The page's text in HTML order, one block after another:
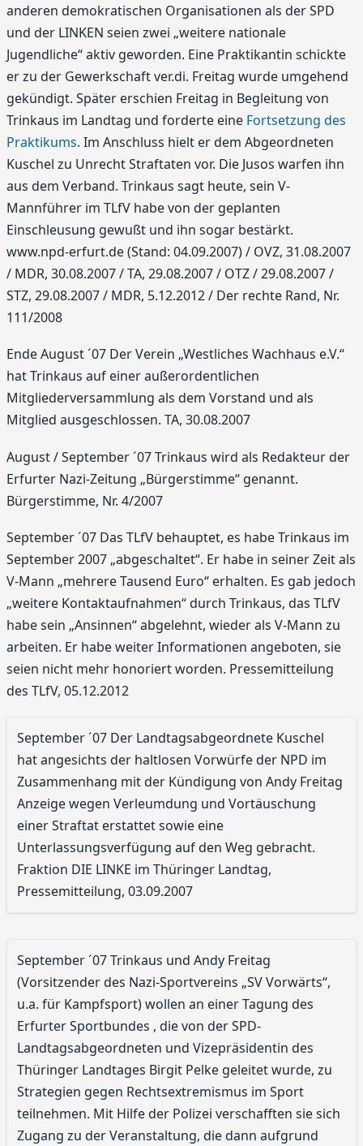
anderen demokratischen Organisationen als der SPD
und der LINKEN seien zwei „weitere nationale
Jugendliche“ aktiv geworden. Eine Praktikantin schickte
er zu der Gewerkschaft ver.di. Freitag wurde umgehend
gekündigt. Später erschien Freitag in Begleitung von
Trinkaus im Landtag und forderte eine Fortsetzung des
Praktikums. Im Anschluss hielt er dem Abgeordneten
Kuschel zu Unrecht Straftaten vor. Die Jusos warfen ihn
aus dem Verband. Trinkaus sagt heute, sein V-
Mannführer im TLfV habe von der geplanten
Einschleusung gewußt und ihn sogar bestärkt.
www.npd-erfurt.de (Stand: 04.09.2007) / OVZ, 31.08.2007
/ MDR, 30.08.2007 / TA, 29.08.2007 / OTZ / 29.08.2007 /
STZ, 29.08.2007 / MDR, 5.12.2012 / Der rechte Rand, Nr.
111/2008
Ende August ´07 Der Verein „Westliches Wachhaus e.V.“
hat Trinkaus auf einer außerordentlichen
Mitgliederversammlung als dem Vorstand und als
Mitglied ausgeschlossen. TA, 30.08.2007
August / September ´07 Trinkaus wird als Redakteur der
Erfurter Nazi-Zeitung „Bürgerstimme“ genannt.
Bürgerstimme, Nr. 4/2007
September ´07 Das TLfV behauptet, es habe Trinkaus im
September 2007 „abgeschaltet“. Er habe in seiner Zeit als
V-Mann „mehrere Tausend Euro“ erhalten. Es gab jedoch
„weitere Kontaktaufnahmen“ durch Trinkaus, das TLfV
habe sein „Ansinnen“ abgelehnt, wieder als V-Mann zu
arbeiten. Er habe weiter Informationen angeboten, sie
seien nicht mehr honoriert worden. Pressemitteilung
des TLfV, 05.12.2012
September ´07 Der Landtagsabgeordnete Kuschel
hat angesichts der haltlosen Vorwürfe der NPD im
Zusammenhang mit der Kündigung von Andy Freitag
Anzeige wegen Verleumdung und Vortäuschung
einer Straftat erstattet sowie eine
Unterlassungsverfügung auf den Weg gebracht.
Fraktion DIE LINKE im Thüringer Landtag,
Pressemitteilung, 03.09.2007
September ´07 Trinkaus und Andy Freitag
(Vorsitzender des Nazi-Sportvereins „SV Vorwärts“,
u.a. für Kampfsport) wollen an einer Tagung des
Erfurter Sportbundes , die von der SPD-
Landtagsabgeordneten und Vizepräsidentin des
Thüringer Landtages Birgit Pelke geleitet wurde, zu
Strategien gegen Rechtsextremismus im Sport
teilnehmen. Mit Hilfe der Polizei verschafften sie sich
Zugang zu der Veranstaltung, die dann aufgrund